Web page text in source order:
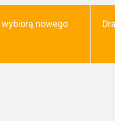
nowego